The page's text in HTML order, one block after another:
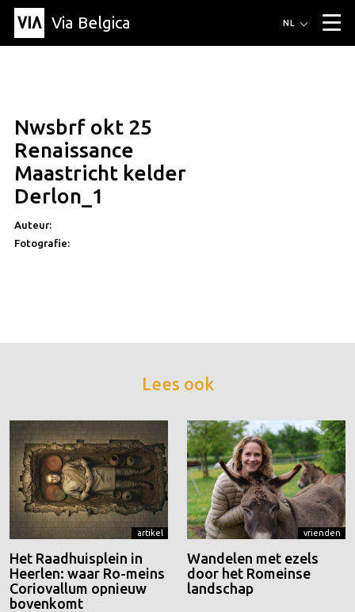
Via Belgica ▼
Over Via Belgica
Over Via Belgica
Onderzoek
Educatie
Vrienden
De gids
Organisatie
NL
Nwsbrf okt 25
Renaissance
Maastricht kelder
Derlon_1
Auteur:
Fotografie:
Lees ook
artikel
Het Raadhuisplein in
Heerlen: waar Ro-meins
Coriovallum opnieuw
bovenkomt
vrienden
Wandelen met ezels
door het Romeinse
landschap